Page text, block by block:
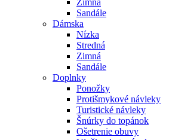
Sandále
Dámska
Nízka
Stredná
Zimná
Sandále
Doplnky
Ponožky
Protišmykové návleky
Turistické návleky
Šnúrky do topánok
Ošetrenie obuvy